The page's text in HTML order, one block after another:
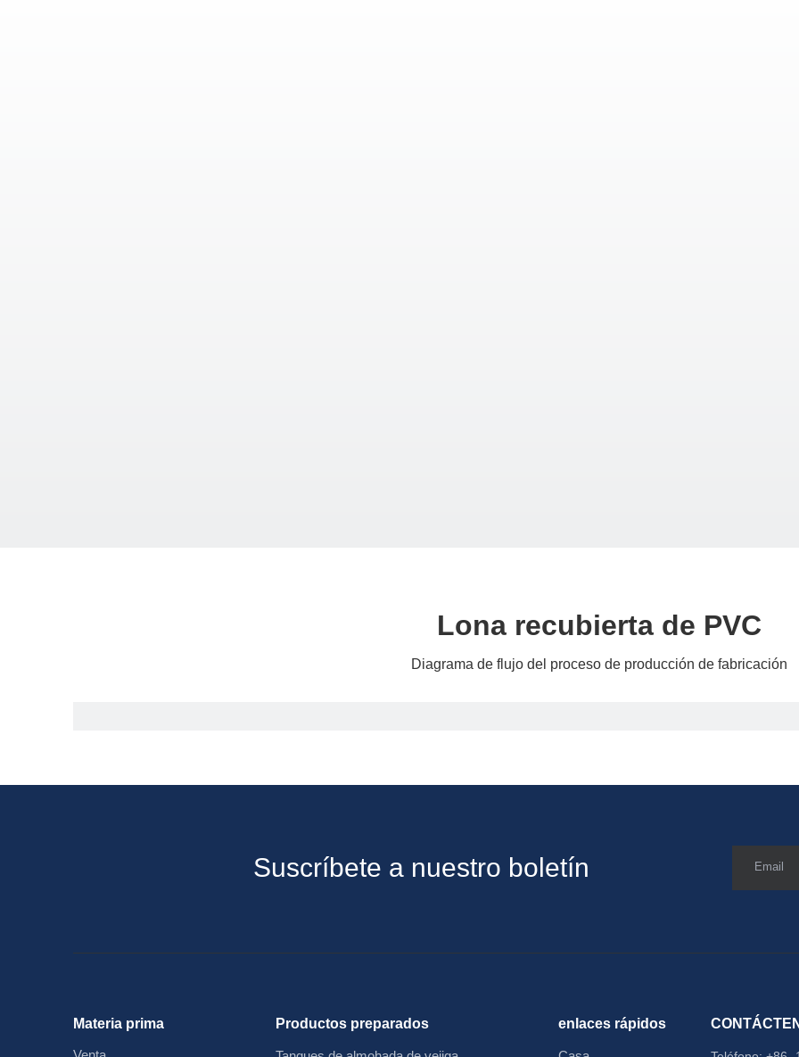
Lona recubierta de PVC
Diagrama de flujo del proceso de producción de fabricación
Suscríbete a nuestro boletín Email
Materia prima Productos preparados enlaces rápidos